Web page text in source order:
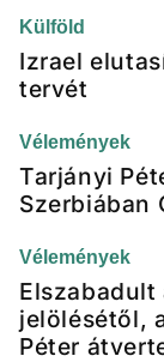
Külföld
Izrael
tervét
Vélemények
Tarjányi
Szerbiában
Vélemények
Elszabadult
jelölésétől,
Péter